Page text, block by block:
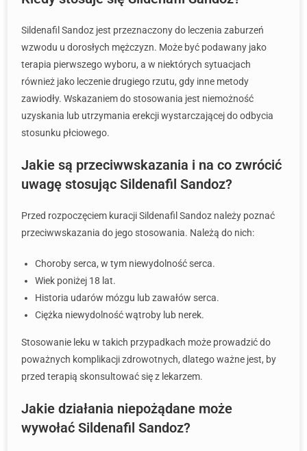
Sildenafil Sandoz jest przeznaczony do leczenia zaburzeń
wzwodu u dorosłych mężczyzn. Może być podawany jako
terapia pierwszego wyboru, a w niektórych sytuacjach
również jako leczenie drugiego rzutu, gdy inne metody
zawiodły. Wskazaniem do stosowania jest niemożność
uzyskania lub utrzymania erekcji wystarczającej do odbycia
stosunku płciowego.
Jakie są przeciwwskazania i na co zwrócić
uwagę stosując Sildenafil Sandoz?
Przed rozpoczęciem kuracji Sildenafil Sandoz należy poznać
przeciwwskazania do jego stosowania. Należą do nich:
Choroby serca, w tym niewydolność serca.
Wiek poniżej 18 lat.
Historia udarów mózgu lub zawałów serca.
Ciężka niewydolność wątroby lub nerek.
Stosowanie leku w takich przypadkach może prowadzić do
poważnych komplikacji zdrowotnych, dlatego ważne jest, by
przed terapią skonsultować się z lekarzem.
Jakie działania niepożądane może
wywołać Sildenafil Sandoz?